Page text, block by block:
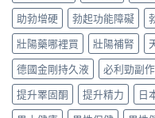
助勃增硬
勃起功能障礙
壯陽藥哪裡買
壯陽補腎
德國金剛持久液
必利勁副
提升睪固酮
提升精力 日